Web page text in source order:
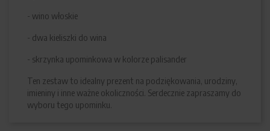
- wino włoskie
- dwa kieliszki do wina
- skrzynka upominkowa w kolorze palisander
Ten zestaw to idealny prezent na podziękowania, urodziny,
imieniny i inne ważne okoliczności. Serdecznie zapraszamy do
wyboru tego upominku.